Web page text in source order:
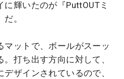
輝いたのが『PuttOUTミ
。
マットで、ボールがスーッ
打ち出す方向に対して、
ザインされているので、